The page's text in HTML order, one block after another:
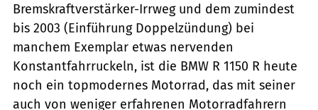
Bremskraftverstärker-Irrweg und dem zumindest
bis 2003 (Einführung Doppelzündung) bei
manchem Exemplar etwas nervenden
Konstantfahrruckeln, ist die BMW R 1150 R heute
noch ein topmodernes Motorrad, das mit seiner
auch von weniger erfahrenen Motorradfahrern